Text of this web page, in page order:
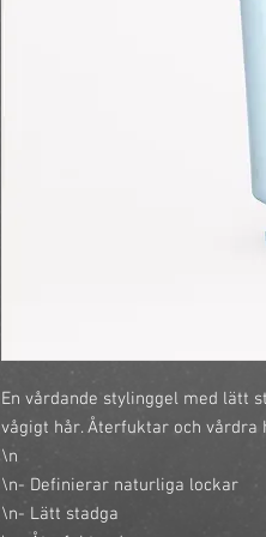
En vårdande stylinggel med lätt
vågigt hår. Återfuktar och
\n
\n- Definierar naturliga lockar
\n- Lätt stadga